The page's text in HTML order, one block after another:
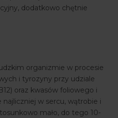
dodatkowo chętnie
organizmie w procesie
i tyrozyny przy udziale
oraz kwasów foliowego i
w sercu, wątrobie i
mało, do tego 10-